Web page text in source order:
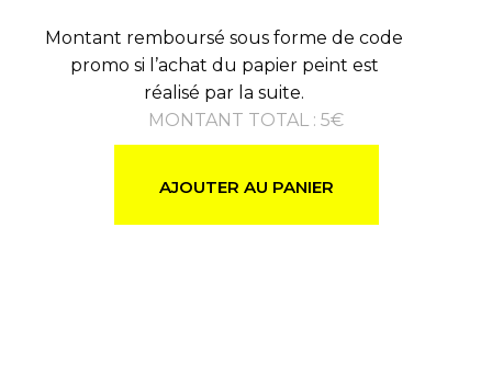
Montant remboursé sous forme de code
promo si l’achat du papier peint est
réalisé par la suite.
MONTANT TOTAL : 5€
AJOUTER AU PANIER